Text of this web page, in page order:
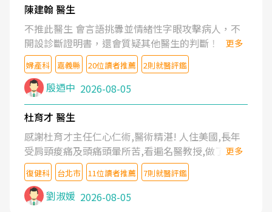
陳建翰 醫生
不推此醫生 會言語挑釁並情緒性字眼攻擊病人，不
開設診斷證明書，還會質疑其他醫生的判斷！
更多
婦產科 嘉義縣 20位讀者推薦 2則就醫評鑑
殷迺中 2026-08-05
杜育才 醫生
感謝杜育才主任仁心仁術,醫術精湛! 人住美國,長年
受肩頸痠痛及頭痛頭暈所苦,看遍名醫教授,做了各種
檢查,也嘗試過西醫打針,中醫針灸及物理徒手治療都
沒有用,後來連吃到嗎啡類止痛藥都效果有限,只是壓
症狀,沒多久就痛起來,多年失眠嚴重影響生活品質.
更多
復健科 台北市 11位讀者推薦 7則就醫評鑑
劉淑媛 2026-08-05